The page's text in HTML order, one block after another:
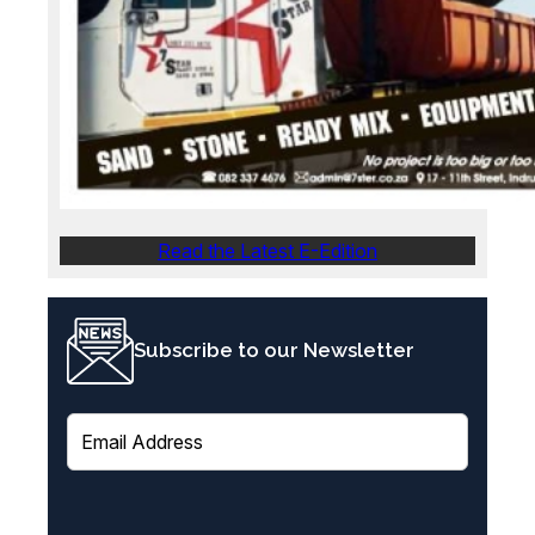
Read the Latest E-Edition
Subscribe to our Newsletter
E